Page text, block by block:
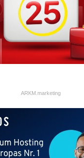
zur Internationalen
Einike Soosar (geb.
in Tallin Textildesign
vor allem
Rezepten für
Nahrungsmittel in
bereits vielfach mit
ARKM.marketing